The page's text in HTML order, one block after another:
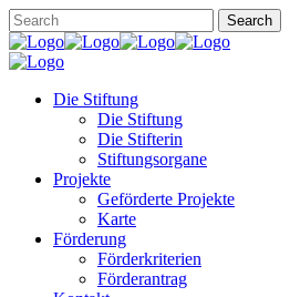
Die Stiftung
Die Stiftung
Die Stifterin
Stiftungsorgane
Projekte
Geförderte Projekte
Karte
Förderung
Förderkriterien
Förderantrag